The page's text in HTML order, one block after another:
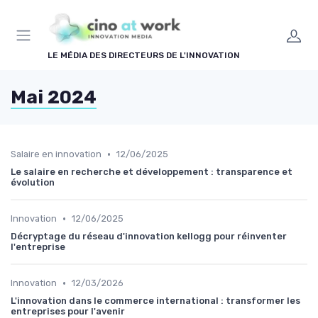
LE MÉDIA DES DIRECTEURS DE L'INNOVATION
Mai 2024
Salaire en innovation • 12/06/2025
Le salaire en recherche et développement : transparence et
évolution
Innovation • 12/06/2025
Décryptage du réseau d'innovation kellogg pour réinventer
l'entreprise
Innovation • 12/03/2026
L'innovation dans le commerce international : transformer les
entreprises pour l'avenir